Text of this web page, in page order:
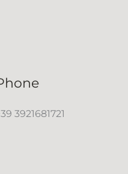
3921681721